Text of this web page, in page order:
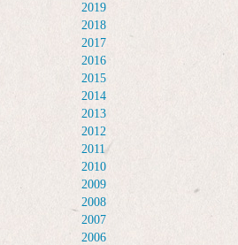
2019
2018
2017
2016
2015
2014
2013
2012
2011
2010
2009
2008
2007
2006